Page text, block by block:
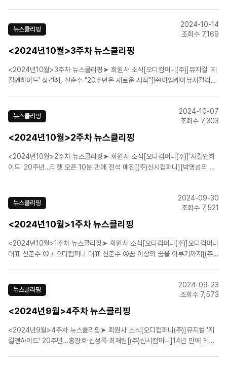
뉴스클리핑
2024-10-14
조회수 7,169
<2024년10월>3주차 뉴스클리핑
<2024년10월>3주차 뉴스클리핑➤ 회원사 소식[오디컴퍼니(주)]뮤지컬 '지
킬앤하이드' 상견례, 신춘수 "20주년은 새로운 시작"[㈜이엠케이뮤지컬컴퍼
[(주)에이콤]뮤지컬 '명성황후' 30..
뉴스클리핑
2024-10-07
조회수 7,303
<2024년10월>2주차 뉴스클리핑
<2024년10월>2주차 뉴스클리핑➤ 회원사 소식[오디컴퍼니(주)]'지킬앤하
이드' 20주년…티켓 오픈 10분 만에 전석 매진[(주)신시컴퍼니][박명성의 연
돌아왔다냥…뮤지컬 '장화 신은 고양이 비긴즈..
뉴스클리핑
2024-09-30
조회수 7,521
<2024년10월>1주차 뉴스클리핑
<2024년10월>1주차 뉴스클리핑➤ 회원사 소식[오디컴퍼니(주)]오디컴퍼니
대표 신춘수 ① / 오디컴퍼니 대표 신춘수 ②꿈 이상의 꿈을 이루기까지[(주)
컬 '여신님이 보고 계셔', 11월 8..
뉴스클리핑
2024-09-23
조회수 7,573
<2024년9월>4주차 뉴스클리핑
<2024년9월>4주차 뉴스클리핑➤ 회원사 소식[오디컴퍼니(주)]뮤지컬 '지
킬앤하이드' 20주년…홍광호·신성록·최재림[(주)신시컴퍼니]14년 만에 귀